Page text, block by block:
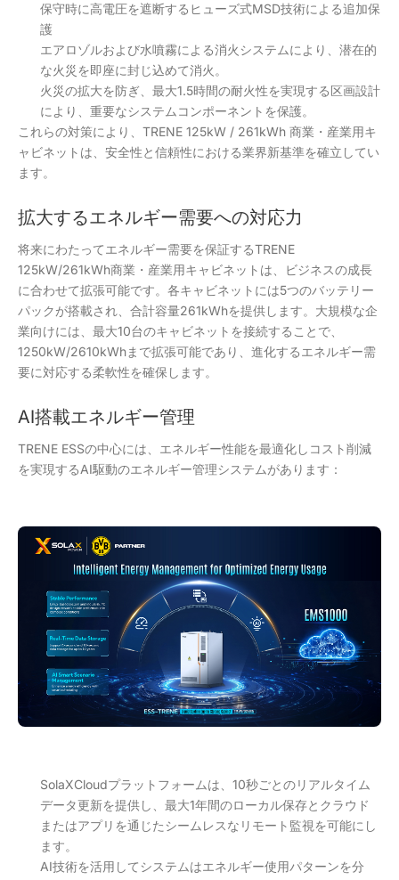
保守時に高電圧を遮断するヒューズ式MSD技術による追加保
護
エアロゾルおよび水噴霧による消火システムにより、潜在的
な火災を即座に封じ込めて消火。
火災の拡大を防ぎ、最大1.5時間の耐火性を実現する区画設計
により、重要なシステムコンポーネントを保護。
これらの対策により、TRENE 125kW / 261kWh 商業・産業用キ
ャビネットは、安全性と信頼性における業界新基準を確立してい
ます。
拡大するエネルギー需要への対応力
将来にわたってエネルギー需要を保証するTRENE
125kW/261kWh商業・産業用キャビネットは、ビジネスの成長
に合わせて拡張可能です。各キャビネットには5つのバッテリー
パックが搭載され、合計容量261kWhを提供します。大規模な企
業向けには、最大10台のキャビネットを接続することで、
1250kW/2610kWhまで拡張可能であり、進化するエネルギー需
要に対応する柔軟性を確保します。
AI搭載エネルギー管理
TRENE ESSの中心には、エネルギー性能を最適化しコスト削減
を実現するAI駆動のエネルギー管理システムがあります：
SolaXCloudプラットフォームは、10秒ごとのリアルタイム
データ更新を提供し、最大1年間のローカル保存とクラウド
またはアプリを通じたシームレスなリモート監視を可能にし
ます。
AI技術を活用してシステムはエネルギー使用パターンを分